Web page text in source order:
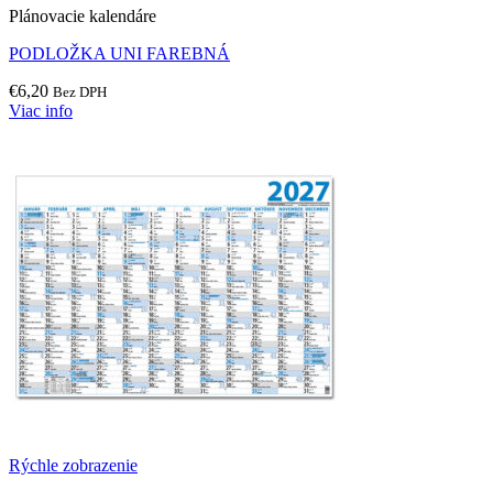
Plánovacie kalendáre
PODLOŽKA UNI FAREBNÁ
€6,20 Bez DPH
Viac info
Rýchle zobrazenie